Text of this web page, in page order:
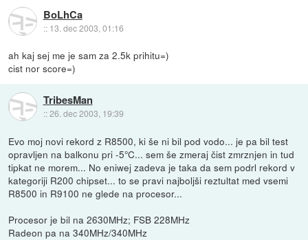
BoLhCa
:: 13. dec 2003, 01:16
ah kaj sej me je sam za 2.5k prihitu=)
cist nor score=)
TribesMan
::26. dec 2003, 19:39
Evo moj novi rekord z R8500, ki še ni bil pod vodo... je pa bil test
opravljen na balkonu pri -5°C... sem še zmeraj čist zmrznjen in tud
tipkat ne morem... No eniwej zadeva je taka da sem podrl rekord v
kategoriji R200 chipset... to se pravi najboljši reztultat med vsemi
R8500 in R9100 ne glede na procesor...
Procesor je bil na 2630MHz; FSB 228MHz
Radeon pa na 340MHz/340MHz